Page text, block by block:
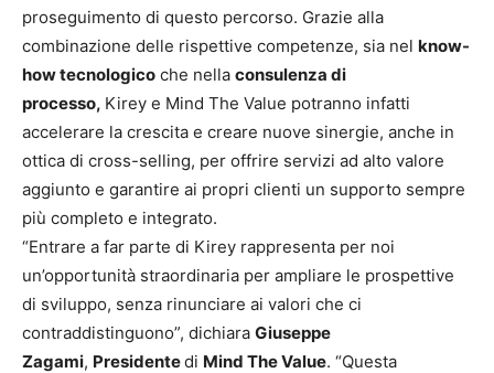
proseguimento di questo percorso. Grazie alla
combinazione delle rispettive competenze, sia nel know-
how tecnologico che nella consulenza di
processo, Kirey e Mind The Value potranno infatti
accelerare la crescita e creare nuove sinergie, anche in
ottica di cross-selling, per offrire servizi ad alto valore
aggiunto e garantire ai propri clienti un supporto sempre
più completo e integrato.
“Entrare a far parte di Kirey rappresenta per noi
un’opportunità straordinaria per ampliare le prospettive
di sviluppo, senza rinunciare ai valori che ci
contraddistinguono”, dichiara Giuseppe
Zagami, Presidentedi Mind The Value. “Questa